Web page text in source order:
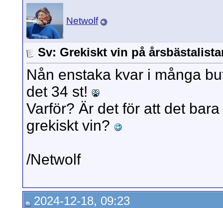
Netwolf
Sv: Grekiskt vin på
Nån enstaka kvar i många
det 34 st!
Varför? Är det för att det
grekiskt vin?
/Netwolf
2024-12-18, 09:23